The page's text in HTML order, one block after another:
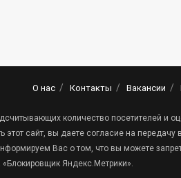
О нас Контакты Вакансии
количество посетителей и
сайт, вы даете согласие на
Вас о том, что вы можете
Яндекс.Метрики».